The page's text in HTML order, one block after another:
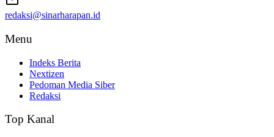
redaksi@sinarharapan.id
Menu
Indeks Berita
Nextizen
Pedoman Media Siber
Redaksi
Top Kanal